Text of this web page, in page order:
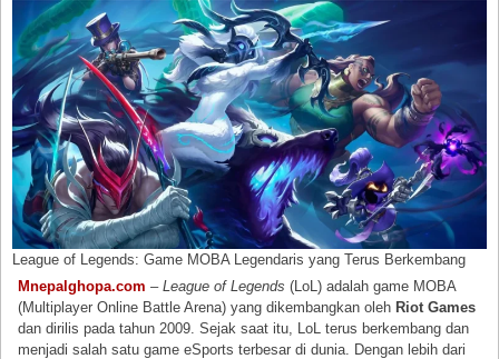
League of Legends: Game MOBA Legendaris yang Terus Berkembang
Mnepalghopa.com –League of Legends (LoL) adalah game MOBA
(Multiplayer Online Battle Arena) yang dikembangkan oleh Riot Games
dan dirilis pada tahun 2009. Sejak saat itu, LoL terus berkembang dan
menjadi salah satu game eSports terbesar di dunia. Dengan lebih dari